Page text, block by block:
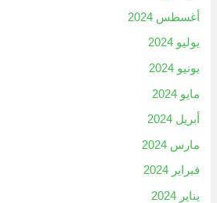
أغسطس 2024
يوليو 2024
يونيو 2024
مايو 2024
أبريل 2024
مارس 2024
فبراير 2024
يناير 2024